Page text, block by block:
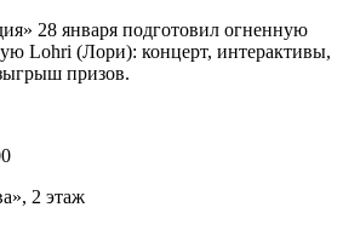
28 января подготовил огненную
Lohri (Лори): концерт, интерактивы,
призов.
2 этаж